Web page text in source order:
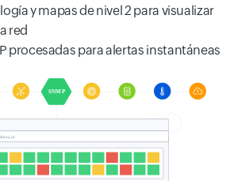
y mapas de nivel 2 para visualizar
red
procesadas para alertas instantáneas